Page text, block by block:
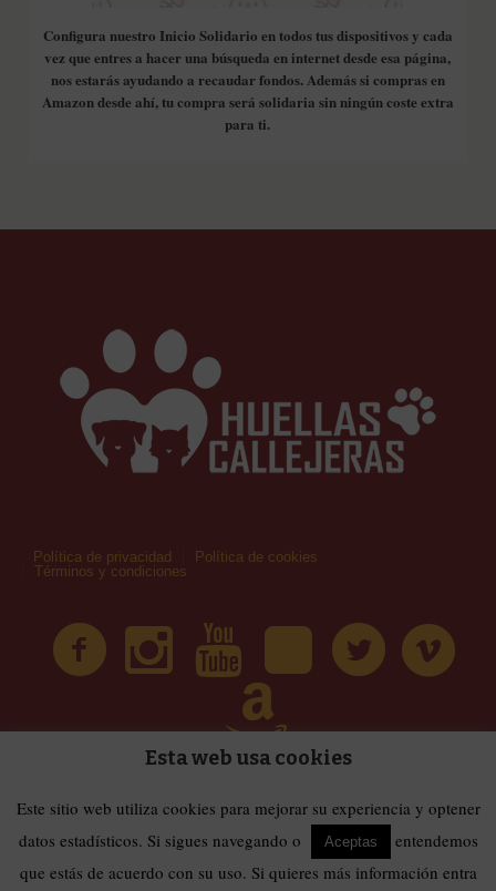
Configura nuestro Inicio Solidario en todos tus dispositivos y cada
vez que entres a hacer una búsqueda en internet desde esa página,
nos estarás ayudando a recaudar fondos. Además si compras en
Amazon desde ahí, tu compra será solidaria sin ningún coste extra
para ti.
Política de privacidad
Política de cookies
Términos y condiciones
Términos y condiciones
| Huellas Callejeras © 2019 | Todos los derechos
reservados
Esta web usa cookies
Este sitio web utiliza cookies para mejorar su experiencia y optener
datos estadísticos. Si sigues navegando o
Aceptas
entendemos
que estás de acuerdo con su uso. Si quieres más información entra